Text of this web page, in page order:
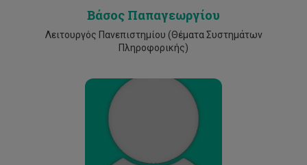
Βάσος Παπαγεωργίου
Λειτουργός Πανεπιστημίου (Θέματα Συστημάτων
Πληροφορικής)
theophanis.pavlides@cut.ac.cy